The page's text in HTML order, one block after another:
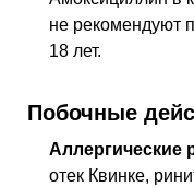
не рекомендуют
18 лет.
Побочные
Аллергические
отек Квинке,